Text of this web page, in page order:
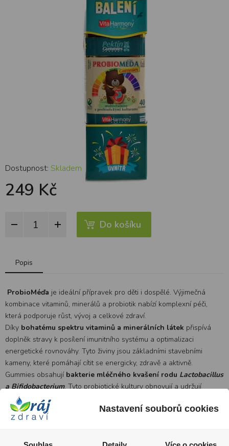
Dostupnost: Skladem
249 Kč
Do košíku
Popis
ProbioMéďa je ideální přípravek pro děti i dospělé. Výjimečná
kombinace vitaminů, minerálů a probiotik nabízí komplexní péči,
která podporuje růst, vývoj a celkové zdraví.
Díky bohatému spektru vitaminů a minerálních látek přispívá
doplněk stravy k posílení imunitního systému a optimalizaci
energetické rovnováhy. Tyto živiny jsou základními stavebními
kameny, které pomáhají cítit se energicky, zdravě a aktivně.
Gummies obsahují bakterie mléčného kvašení rodu Lactobacillus
a Bifidobacterium. Tyto probiotické kultury obnovují a udržují
zdravou rovnováhu střevní mikroflóry, což je zvláště důležité po
léčbě antibiotiky, nevhodném stravování či nedostatečné výživě.
Díky pektinové formě se gummies snadno užívají a výborně
Nastavení souborů cookies